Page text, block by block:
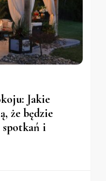
Jakie
że będzie
spotkań i